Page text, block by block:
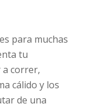
para muchas
tu
correr,
cálido y los
de una